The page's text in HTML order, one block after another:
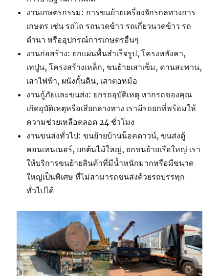
งานเกษตรกรรม: การขนย้ายเครื่องจักรกลทางการ
เกษตร เช่น รถไถ รถนวดข้าว รถเกี่ยวนวดข้าว รถ
ดำนา หรืออุปกรณ์การเกษตรอื่นๆ
งานก่อสร้าง: ยกแผ่นพื้นสำเร็จรูป, โครงหลังคา,
เทปูน, โครงสร้างเหล็ก, ขนย้ายเสาเข็ม, คานสะพาน,
เสาไฟฟ้า, ผนังกั้นดิน, เสาตอหม้อ
งานกู้ภัยและขนส่ง: ยกรถอุบัติเหตุ หากรถของคุณ
เกิดอุบัติเหตุหรือเสียกลางทาง เรามีรถยกที่พร้อมให้
ความช่วยเหลือตลอด 24 ชั่วโมง
งานขนส่งทั่วไป: ขนย้ายบ้านน็อคดาวน์, ขนส่งตู้
คอนเทนเนอร์, ยกต้นไม้ใหญ่, ยกขนย้ายเรือใหญ่ เรา
ให้บริการขนย้ายสินค้าที่มีน้ำหนักมากหรือมีขนาด
ใหญ่เป็นพิเศษ ที่ไม่สามารถขนส่งด้วยรถบรรทุก
ทั่วไปได้